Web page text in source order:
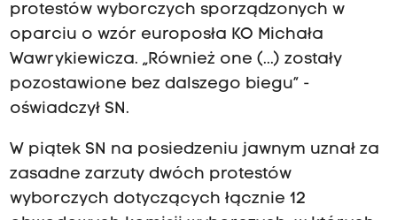
protestów wyborczych sporządzonych w
oparciu o wzór europosła KO Michała
Wawrykiewicza. „Również one (...) zostały
pozostawione bez dalszego biegu” -
oświadczył SN.
W piątek SN na posiedzeniu jawnym uznał za
zasadne zarzuty dwóch protestów
wyborczych dotyczących łącznie 12